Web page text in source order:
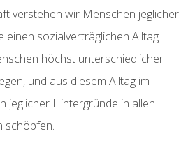
verstehen wir Menschen jeglicher
einen sozialverträglichen Alltag
höchst unterschiedlicher
und aus diesem Alltag im
jeglicher Hintergründe in allen
schöpfen.